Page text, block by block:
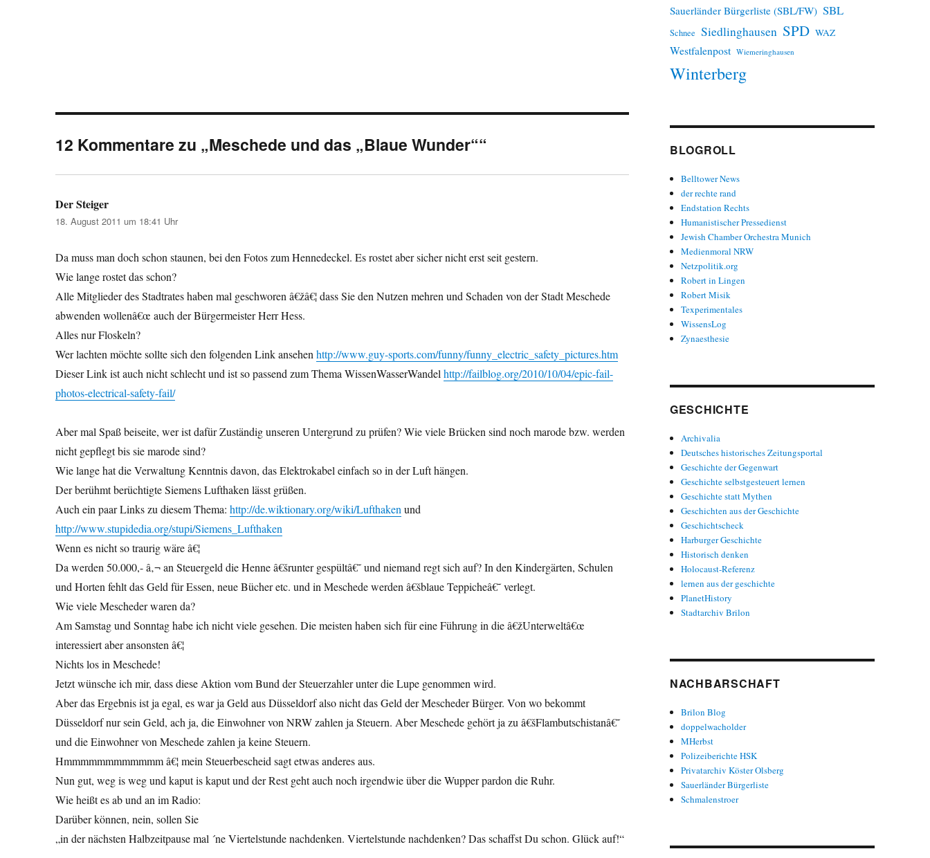
12 Kommentare zu „Meschede und das „Blaue Wunder““
Der Steiger
18. August 2011 um 18:41 Uhr
Da muss man doch schon staunen, bei den Fotos zum Hennedeckel. Es rostet aber sicher nicht erst seit gestern.
Wie lange rostet das schon?
Alle Mitglieder des Stadtrates haben mal geschworen â€žâ€¦ dass Sie den Nutzen mehren und Schaden von der Stadt Meschede
abwenden wollenâ€œ auch der Bürgermeister Herr Hess.
Alles nur Floskeln?
Wer lachten möchte sollte sich den folgenden Link ansehenhttp://www.guy-sports.com/funny/funny_electric_safety_pictures.htm
Dieser Link ist auch nicht schlecht und ist so passend zum Thema WissenWasserWandelhttp://failblog.org/2010/10/04/epic-fail-
photos-electrical-safety-fail/
Aber mal Spaß beiseite, wer ist dafür Zuständig unseren Untergrund zu prüfen? Wie viele Brücken sind noch marode bzw. werden
nicht gepflegt bis sie marode sind?
Wie lange hat die Verwaltung Kenntnis davon, das Elektrokabel einfach so in der Luft hängen.
Der berühmt berüchtigte Siemens Lufthaken lässt grüßen.
Auch ein paar Links zu diesem Thema:http://de.wiktionary.org/wiki/Lufthakenund
http://www.stupidedia.org/stupi/Siemens_Lufthaken
Wenn es nicht so traurig wäre â€¦
Da werden 50.000,- â‚¬ an Steuergeld die Henne â€šrunter gespültâ€˜ und niemand regt sich auf? In den Kindergärten, Schulen
und Horten fehlt das Geld für Essen, neue Bücher etc. und in Meschede werden â€šblaue Teppicheâ€˜ verlegt.
Wie viele Mescheder waren da?
Am Samstag und Sonntag habe ich nicht viele gesehen. Die meisten haben sich für eine Führung in die â€žUnterweltâ€œ
interessiert aber ansonsten â€¦
Nichts los in Meschede!
Jetzt wünsche ich mir, dass diese Aktion vom Bund der Steuerzahler unter die Lupe genommen wird.
Aber das Ergebnis ist ja egal, es war ja Geld aus Düsseldorf also nicht das Geld der Mescheder Bürger. Von wo bekommt
Düsseldorf nur sein Geld, ach ja, die Einwohner von NRW zahlen ja Steuern. Aber Meschede gehört ja zu â€šFlambutschistanâ€˜
und die Einwohner von Meschede zahlen ja keine Steuern.
Hmmmmmmmmmmmm â€¦ mein Steuerbescheid sagt etwas anderes aus.
Nun gut, weg is weg und kaput is kaput und der Rest geht auch noch irgendwie über die Wupper pardon die Ruhr.
Wie heißt es ab und an im Radio:
Darüber können, nein, sollen Sie
„in der nächsten Halbzeitpause mal ´ne Viertelstunde nachdenken. Viertelstunde nachdenken? Das schaffst Du schon. Glück auf!“
Sauerländer Bürgerliste (SBL/FW) SBL
Schnee Siedlinghausen SPD WAZ
Westfalenpost Wiemeringhausen
Winterberg
BLOGROLL
Belltower News
der rechte rand
Endstation Rechts
Humanistischer Pressedienst
Jewish Chamber Orchestra Munich
Medienmoral NRW
Netzpolitik.org
Robert in Lingen
Robert Misik
Texperimentales
WissensLog
Zynaesthesie
GESCHICHTE
Archivalia
Deutsches historisches Zeitungsportal
Geschichte der Gegenwart
Geschichte selbstgesteuert lernen
Geschichte statt Mythen
Geschichten aus der Geschichte
Geschichtscheck
Harburger Geschichte
Historisch denken
Holocaust-Referenz
lernen aus der geschichte
PlanetHistory
Stadtarchiv Brilon
NACHBARSCHAFT
Brilon Blog
doppelwacholder
MHerbst
Polizeiberichte HSK
Privatarchiv Köster Olsberg
Sauerländer Bürgerliste
Schmalenstroer